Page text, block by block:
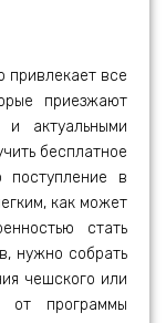
привлекает все
приезжают
актуальными
бесплатное
поступление в
как может
стать
нужно собрать
чешского или
от программы